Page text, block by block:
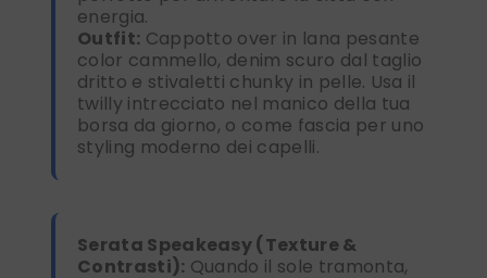
energia.
Outfit: Cappotto over in lana pesante
color cammello, denim scuro dal taglio
dritto e stivaletti chunky in pelle. Usa il
twilly intrecciato nel manico della tua
borsa da giorno, o come fascia per uno
styling moderno dei capelli.
Serata Speakeasy (Texture &
Contrasti): Quando il sole tramonta,